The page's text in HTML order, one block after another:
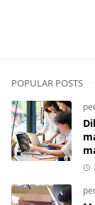
POPULAR POSTS